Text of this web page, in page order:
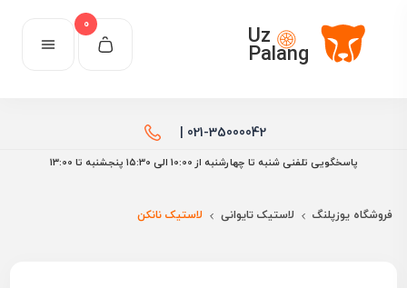
Uz
Palang
0
021-35000042 |
پاسخگویی تلفنی شنبه تا چهارشنبه از 10:00 الی ۱۵:30 پنجشنبه تا 13:00
فروشگاه یوزپلنگ لاستیک تایوانی لاستیک نانکن